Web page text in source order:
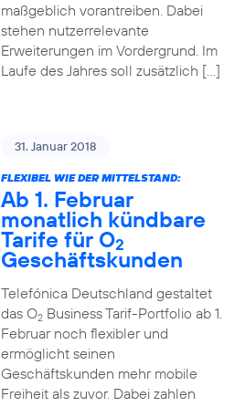
maßgeblich vorantreiben. Dabei
stehen nutzerrelevante
Erweiterungen im Vordergrund. Im
Laufe des Jahres soll zusätzlich […]
31. Januar 2018
FLEXIBEL WIE DER MITTELSTAND:
Ab 1. Februar
monatlich kündbare
Tarife für O2
Geschäftskunden
Telefónica Deutschland gestaltet
das O2Business Tarif-Portfolio ab 1.
Februar noch flexibler und
ermöglicht seinen
Geschäftskunden mehr mobile
Freiheit als zuvor. Dabei zahlen